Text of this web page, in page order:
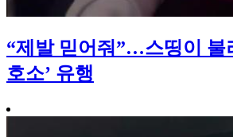
“제발 믿어줘”…스띵이 불
호소’ 유행